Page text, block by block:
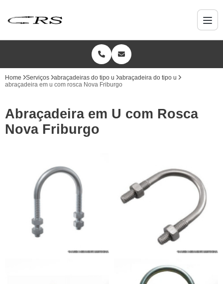
Home Serviços abraçadeiras do tipo u
abraçadeira do tipo u
abraçadeira em u com rosca Nova Friburgo
Abraçadeira em U com Rosca
Nova Friburgo